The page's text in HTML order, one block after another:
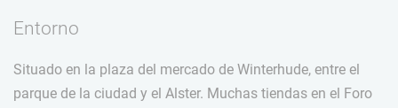
Entorno
Situado en la plaza del mercado de Winterhude, entre el
parque de la ciudad y el Alster. Muchas tiendas en el Foro